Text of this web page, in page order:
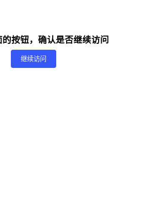
按钮，确认是否继续访问